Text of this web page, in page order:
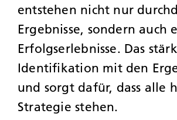
entstehen nicht nur
Ergebnisse, sondern auch
Erfolgserlebnisse. Das
Identifikation mit den
und sorgt dafür, dass alle
Strategie stehen.